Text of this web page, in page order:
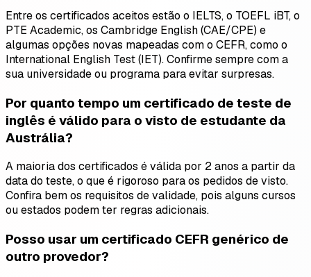
Entre os certificados aceitos estão o IELTS, o TOEFL iBT, o
PTE Academic, os Cambridge English (CAE/CPE) e
algumas opções novas mapeadas com o CEFR, como o
International English Test (IET). Confirme sempre com a
sua universidade ou programa para evitar surpresas.
Por quanto tempo um certificado de teste de
inglês é válido para o visto de estudante da
Austrália?
A maioria dos certificados é válida por 2 anos a partir da
data do teste, o que é rigoroso para os pedidos de visto.
Confira bem os requisitos de validade, pois alguns cursos
ou estados podem ter regras adicionais.
Posso usar um certificado CEFR genérico de
outro provedor?